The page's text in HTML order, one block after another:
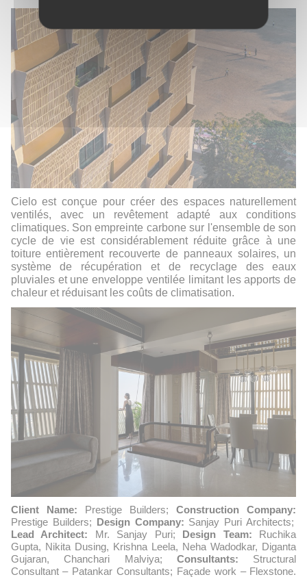
Cielo est conçue pour créer des espaces naturellement
ventilés, avec un revêtement adapté aux conditions
climatiques. Son empreinte carbone sur l'ensemble de son
cycle de vie est considérablement réduite grâce à une
toiture entièrement recouverte de panneaux solaires, un
système de récupération et de recyclage des eaux
pluviales et une enveloppe ventilée limitant les apports de
chaleur et réduisant les coûts de climatisation.
Client Name: Prestige Builders;Construction Company:
Prestige Builders; Design Company: Sanjay Puri Architects;
Lead Architect: Mr. Sanjay Puri; Design Team: Ruchika
Gupta, Nikita Dusing, Krishna Leela, Neha Wadodkar, Diganta
Gujaran, Chanchari Malviya; Consultants: Structural
Consultant – Patankar Consultants; Façade work – Flexstone.